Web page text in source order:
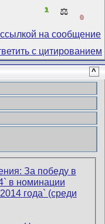
1 ⚖️
0
^